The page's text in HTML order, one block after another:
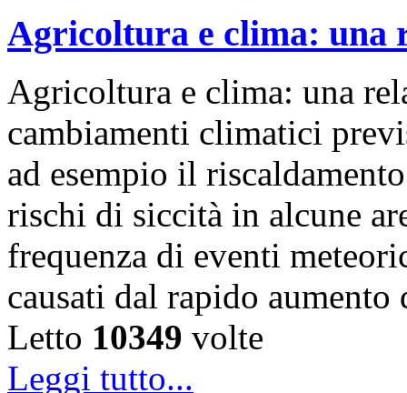
Agricoltura e clima: una
Agricoltura e clima: una
cambiamenti climatici
ad esempio il
rischi di siccità in alcune
frequenza di eventi
causati dal rapido
Letto 10349 volte
Leggi tutto...